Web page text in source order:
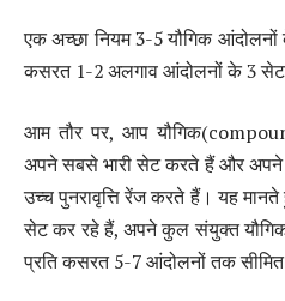
एक अच्छा नियम 3-5 यौगिक
कसरत 1-2 अलगाव आंदोलनों के 3 सेट
आम तौर पर, आप
अपने सबसे भारी सेट करते हैं और
उच्च पुनरावृत्ति रेंज करते हैं। यह मानते
सेट कर रहे हैं, अपने कुल संयुक्त
प्रति कसरत 5-7 आंदोलनों तक